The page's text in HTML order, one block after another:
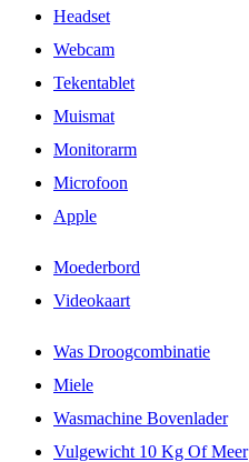
Headset
Webcam
Tekentablet
Muismat
Monitorarm
Microfoon
Apple
Moederbord
Videokaart
Was Droogcombinatie
Miele
Wasmachine Bovenlader
Vulgewicht 10 Kg Of Meer